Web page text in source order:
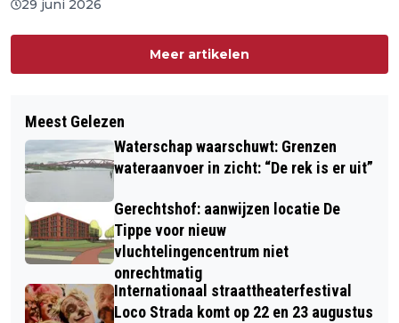
29 juni 2026
Meer artikelen
Meest Gelezen
Waterschap waarschuwt: Grenzen
wateraanvoer in zicht: “De rek is er uit”
Gerechtshof: aanwijzen locatie De
Tippe voor nieuw
vluchtelingencentrum niet
onrechtmatig
Internationaal straattheaterfestival
Loco Strada komt op 22 en 23 augustus